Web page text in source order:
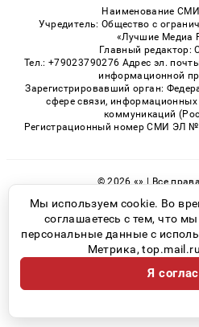
Наименование
Учредитель: Общество с
«Лучшие Медиа
Главный редактор:
Тел.: +79023790276 Адрес эл.
информационной
Зарегистрировавший орган:
сфере связи,
коммуникаций
Регистрационный номер СМИ ЭЛ
© 2026 «» | Все
Возрастная
Политика
Мы используем cookie. Во
соглашаетесь с тем, что
персональные данные с
Метрика,
Я